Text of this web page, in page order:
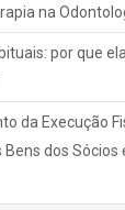
na
por que
da Execução
Bens dos